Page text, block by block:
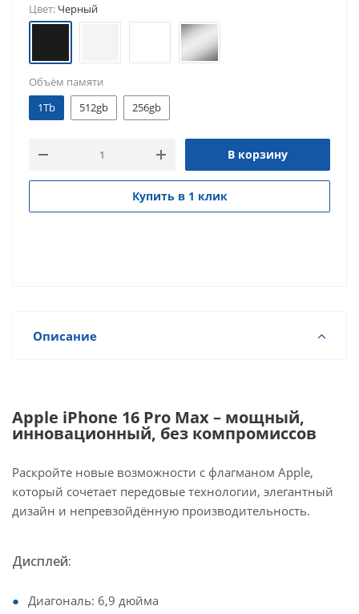
Цвет: Черный
Объём памяти
1Tb
512gb 256gb
В корзину
Купить в 1 клик
Описание
Apple iPhone 16 Pro Max – мощный,
инновационный, без компромиссов
Раскройте новые возможности с флагманом Apple,
который сочетает передовые технологии, элегантный
дизайн и непревзойдённую производительность.
Дисплей:
Диагональ: 6,9 дюйма